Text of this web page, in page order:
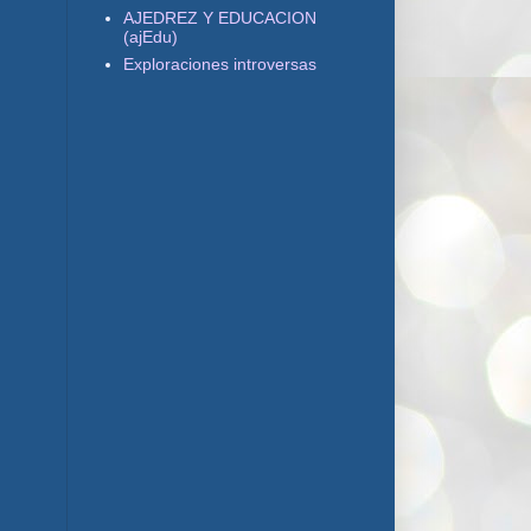
AJEDREZ Y EDUCACION
(ajEdu)
Exploraciones introversas